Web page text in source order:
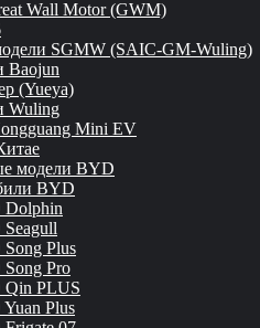
Wall Motor (GWM)
SGMW (SAIC-GM-Wuling)
Baojun
(Yueya)
Wuling
Mini EV
модели BYD
BYD
Plus
Pro
PLUS
Plus